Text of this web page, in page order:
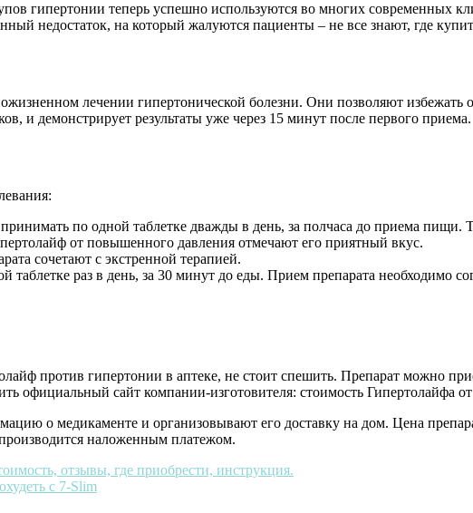
гипертонии теперь успешно используются во многих современных
недостаток, на который жалуются пациенты – не все знают, где
лечении гипертонической болезни. Они позволяют избежать
и демонстрирует результаты уже через 15 минут после первого приема.
по одной таблетке дважды в день, за полчаса до приема пищи.
от повышенного давления отмечают его приятный вкус.
сочетают с экстренной терапией.
раз в день, за 30 минут до еды. Прием препарата необходимо
против гипертонии в аптеке, не стоит спешить. Препарат можно
официальный сайт компании-изготовителя: стоимость Гипертолайфа
о медикаменте и организовывают его доставку на дом. Цена
наложенным платежом.
отзывы, где приобрести, инструкция.
с 7-Slim